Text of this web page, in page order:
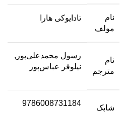
نام
مولف
تادایوکی هارا
نام
مترجم
رسول محمدعلی‌پور,
نیلوفر عباس‌پور
شابک
9786008731184